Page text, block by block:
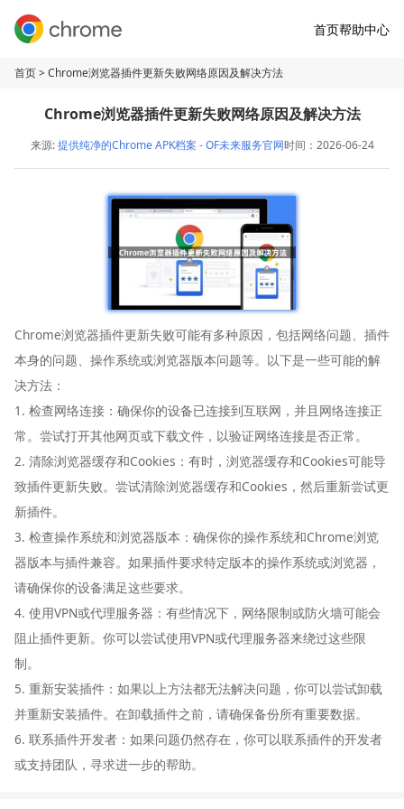
首页帮助中心
首页> Chrome浏览器插件更新失败网络原因及解决方法
Chrome浏览器插件更新失败网络原因及解决方法
来源:提供纯净的Chrome APK档案 - OF未来服务官网时间：2026-06-24
Chrome浏览器插件更新失败可能有多种原因，包括网络问题、插件
本身的问题、操作系统或浏览器版本问题等。以下是一些可能的解
决方法：
1. 检查网络连接：确保你的设备已连接到互联网，并且网络连接正
常。尝试打开其他网页或下载文件，以验证网络连接是否正常。
2. 清除浏览器缓存和Cookies：有时，浏览器缓存和Cookies可能导
致插件更新失败。尝试清除浏览器缓存和Cookies，然后重新尝试更
新插件。
3. 检查操作系统和浏览器版本：确保你的操作系统和Chrome浏览
器版本与插件兼容。如果插件要求特定版本的操作系统或浏览器，
请确保你的设备满足这些要求。
4. 使用VPN或代理服务器：有些情况下，网络限制或防火墙可能会
阻止插件更新。你可以尝试使用VPN或代理服务器来绕过这些限
制。
5. 重新安装插件：如果以上方法都无法解决问题，你可以尝试卸载
并重新安装插件。在卸载插件之前，请确保备份所有重要数据。
6. 联系插件开发者：如果问题仍然存在，你可以联系插件的开发者
或支持团队，寻求进一步的帮助。